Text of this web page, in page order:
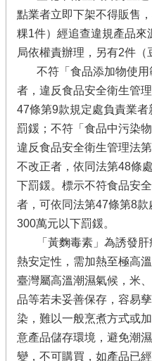
點業者立即下架不得販售
粿1件）經追查違規產品來
局依權責辦理，另有2件（
不符「食品添加物使用
者，違反食品安全衛生管
47條第9款規定處負責業
罰鍰；不符「食品中污染
違反食品安全衛生管理法
不改正者，依同法第48條
下罰鍰。標示不符食品安
者，可依同法第47條第8
300萬元以下罰鍰。
「黃麴毒素」為誘發肝
熱安定性，需加熱至極高
臺灣屬高溫潮濕氣候，米
品等若未妥善保存，容易
染，難以一般烹煮方式或
意產品儲存環境，避免潮
變，不可購買，如產品已